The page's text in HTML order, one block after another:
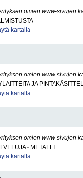
omien www-sivujen
kartalla
omien www-sivujen
JA
kartalla
omien www-sivujen
- METALLI
kartalla